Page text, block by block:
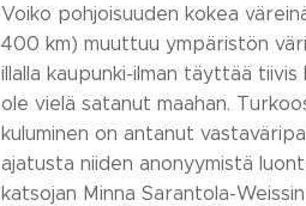
Voiko pohjoisuuden kokea
400 km) muuttuu ympäristön
illalla kaupunki-ilman täyttää
ole vielä satanut maahan.
kuluminen on antanut
ajatusta niiden anonyymistä
katsojan Minna Sarantola-Weissin